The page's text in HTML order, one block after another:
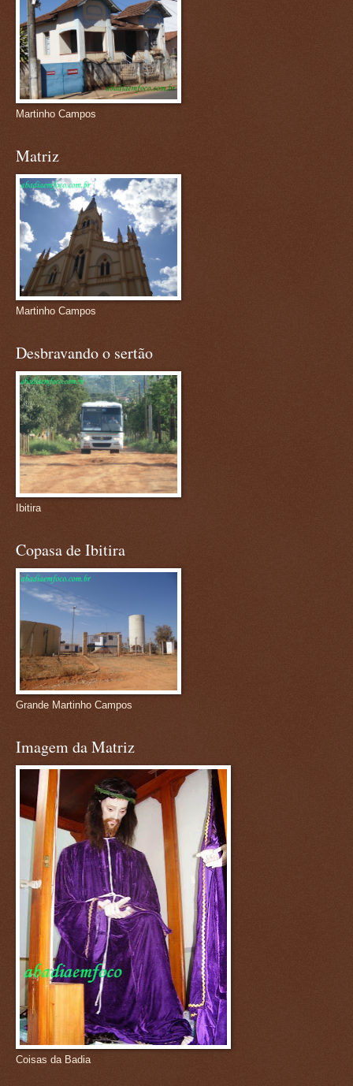
Martinho Campos
Matriz
Martinho Campos
Desbravando o sertão
Ibitira
Copasa de Ibitira
Grande Martinho Campos
Imagem da Matriz
Coisas da Badia